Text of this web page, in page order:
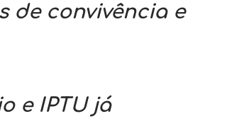
de convivência e
e IPTU já